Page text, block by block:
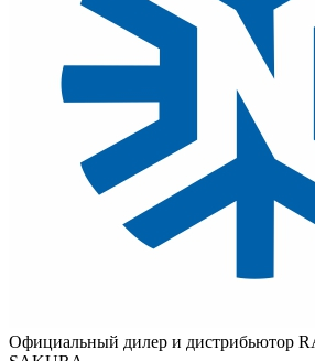
Официальный дилер и дистрибьютор